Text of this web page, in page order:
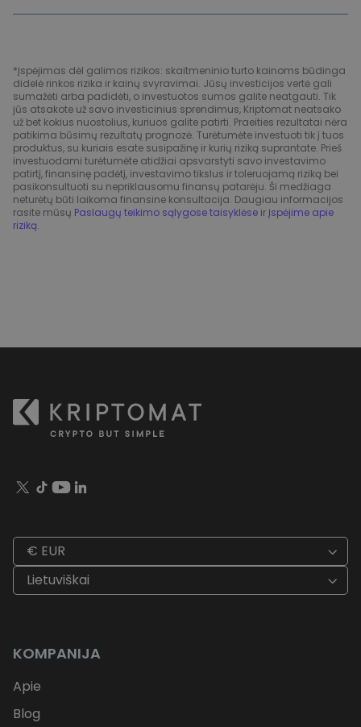
*Įspėjimas dėl galimos rizikos: skaitmeninio turto kainoms būdinga
didelė rinkos rizika ir kainų svyravimai. Jūsų investicijos vertė gali
sumažėti arba padidėti, o investuotos sumos galite neatgauti. Tik
jūs atsakote už savo investicinius sprendimus, Kriptomat neatsako
už bet kokius nuostolius, kuriuos galite patirti. Praeities rezultatai nėra
patikima būsimų rezultatų prognozė. Turėtumėte investuoti tik į tuos
produktus, su kuriais esate susipažinę ir kurių riziką suprantate. Prieš
investuodami turėtumėte atidžiai apsvarstyti savo investavimo
patirtį, finansinę padėtį, investavimo tikslus ir toleruojamą riziką bei
pasikonsultuoti su nepriklausomu finansų patarėju. Ši medžiaga
neturėtų būti laikoma finansine konsultacija. Daugiau informacijos
rasite mūsų Paslaugų teikimo sąlygose taisyklėse ir Įspėjime apie
riziką.
€ EUR
Lietuviškai
KOMPANIJA
Apie
Blog